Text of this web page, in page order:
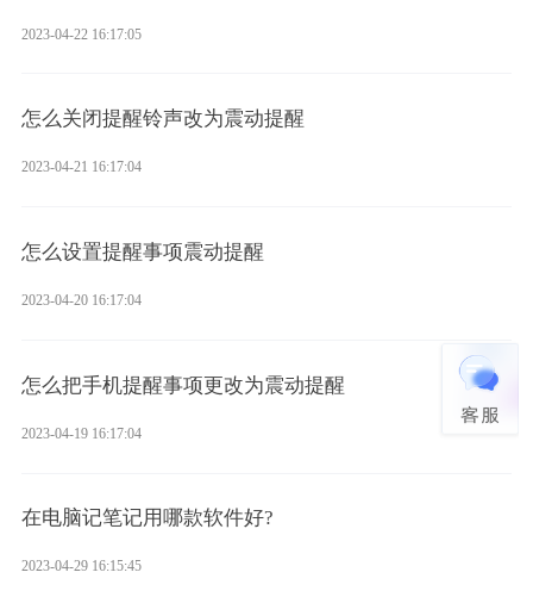
2023-04-22 16:17:05
怎么关闭提醒铃声改为震动提醒
2023-04-21 16:17:04
怎么设置提醒事项震动提醒
2023-04-20 16:17:04
怎么把手机提醒事项更改为震动提醒
2023-04-19 16:17:04
在电脑记笔记用哪款软件好?
2023-04-29 16:15:45